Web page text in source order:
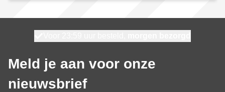
Meld je aan voor onze
nieuwsbrief